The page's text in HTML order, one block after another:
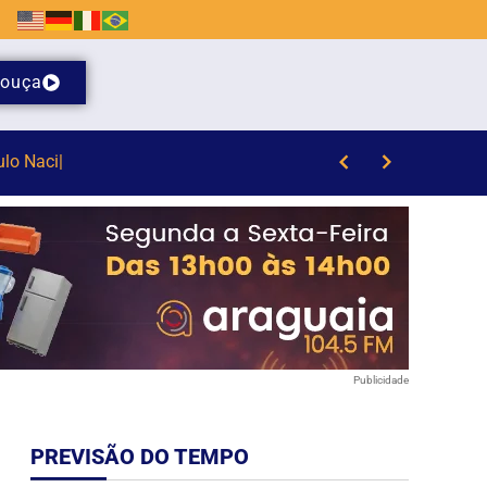
ouça
Publicidade
PREVISÃO DO TEMPO